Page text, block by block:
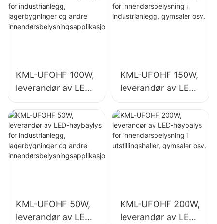
KML-UFOHF 100W,
leverandør av LED-
høybaylys for
industrianlegg,
lagerbygninger og
andre
innendørsbelysning
KML-UFOHF 150W,
leverandør av LED-
høybalys for
innendørsbelysning
i industrianlegg,
gymsaler osv.
KML-UFOHF 50W,
leverandør av LED-
KML-UFOHF 200W,
leverandør av LED-